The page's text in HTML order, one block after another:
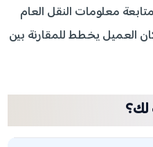
معلومات النقل العام
العميل يخطط للمقارنة بين